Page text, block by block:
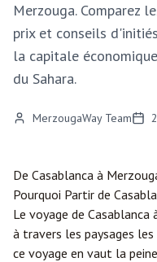
Merzouga. Comparez
prix et conseils
la capitale
du Sahara.
MerzougaWay Team
De Casablanca à
Pourquoi Partir de
Le voyage de
à travers les paysages
ce voyage en vaut la